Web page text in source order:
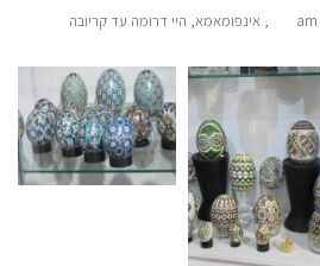
, אינפומאמא, היי דרומה עד קריובה